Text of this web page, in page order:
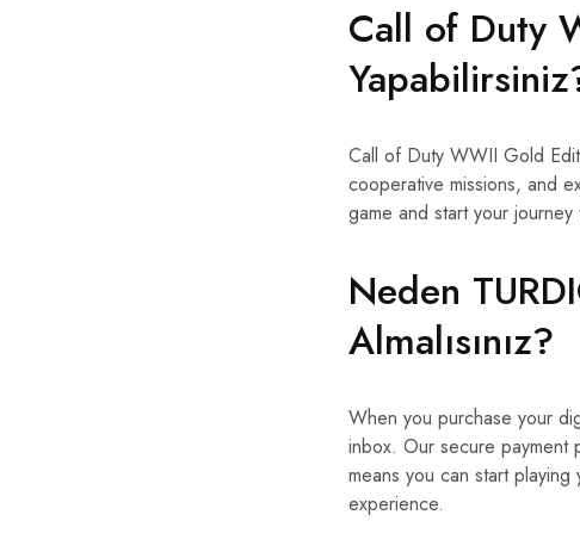
Call of Duty
Call of Duty WWII Gold
cooperative missions, and
game and start your
Neden
Almalısınız?
When you purchase your
inbox. Our secure payment
means you can start
experience.